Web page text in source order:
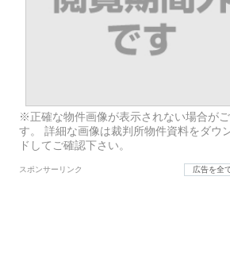
※正確な物件画像が表示されない場合が
す。 詳細な画像は裁判所物件資料をダウ
ドしてご確認下さい。
スポンサーリンク 広告を全